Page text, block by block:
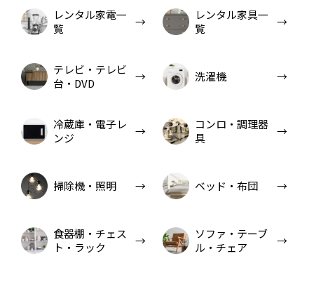
レンタル家電一
覧
レンタル家具一
覧
テレビ・テレビ
台・DVD
洗濯機
冷蔵庫・電子レ
ンジ
コンロ・調理器
具
掃除機・照明 ベッド・布団
食器棚・チェス
ト・ラック
ソファ・テーブ
ル・チェア